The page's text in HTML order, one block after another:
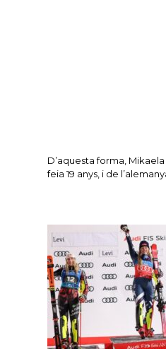
D’aquesta forma,
feia 19 anys, i de